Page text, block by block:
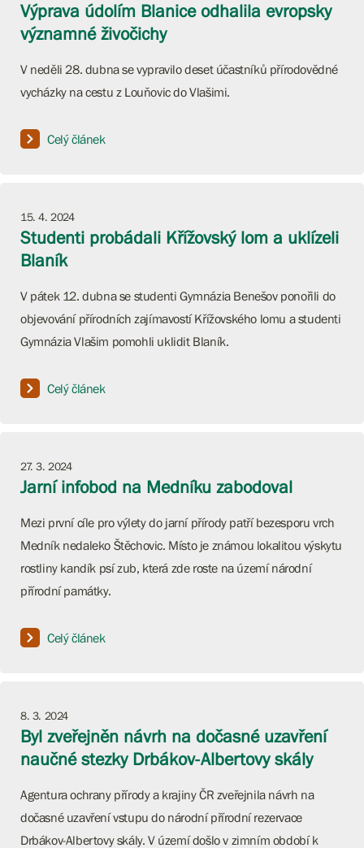
Výprava údolím Blanice odhalila evropsky
významné živočichy
V neděli 28. dubna se vypravilo deset účastníků přírodovědné
vycházky na cestu z Louňovic do Vlašimi.
Celý článek
15. 4. 2024
Studenti probádali Křížovský lom a uklízeli
Blaník
V pátek 12. dubna se studenti Gymnázia Benešov ponořili do
objevování přírodních zajímavostí Křížovského lomu a studenti
Gymnázia Vlašim pomohli uklidit Blaník.
Celý článek
27. 3. 2024
Jarní infobod na Medníku zabodoval
Mezi první cíle pro výlety do jarní přírody patří bezesporu vrch
Medník nedaleko Štěchovic. Místo je známou lokalitou výskytu
rostliny kandík psí zub, která zde roste na území národní
přírodní památky.
Celý článek
8. 3. 2024
Byl zveřejněn návrh na dočasné uzavření
naučné stezky Drbákov-Albertovy skály
Agentura ochrany přírody a krajiny ČR zveřejnila návrh na
dočasné uzavření vstupu do národní přírodní rezervace
Drbákov-Albertovy skály. V území došlo v zimním období k